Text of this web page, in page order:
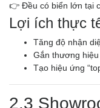
👉 Đều có biển lớn tại
Lợi ích thực
Tăng độ nhận
Gắn thương hiệu
Tạo hiệu ứng
2.3